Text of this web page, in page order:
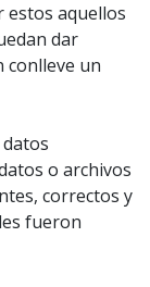
estos aquellos
dar
conlleve un
o archivos
correctos y
fueron